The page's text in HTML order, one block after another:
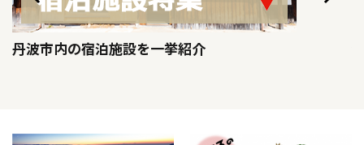
丹波市内の宿泊施設を一挙紹介